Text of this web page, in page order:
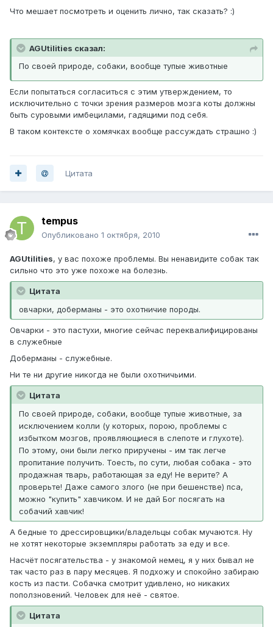
Что мешает посмотреть и оценить лично, так сказать? :)
AGUtilities сказал:
По своей природе, собаки, вообще тупые животные
Если попытаться согласиться с этим утверждением, то
исключительно с точки зрения размеров мозга коты должны
быть суровыми имбецилами, гадящими под себя.
В таком контексте о хомячках вообще рассуждать страшно :)
Цитата
tempus
Опубликовано 1 октября, 2010
AGUtilities, у вас похоже проблемы. Вы ненавидите собак так
сильно что это уже похоже на болезнь.
Цитата
овчарки, доберманы - это охотничие породы.
Овчарки - это пастухи, многие сейчас переквалифицированы
в служебные
Доберманы - служебные.
Ни те ни другие никогда не были охотничьими.
Цитата
По своей природе, собаки, вообще тупые животные, за
исключением колли (у которых, порою, проблемы с
избытком мозгов, проявляющиеся в слепоте и глухоте).
По этому, они были легко приручены - им так легче
пропитание получить. Тоесть, по сути, любая собака - это
продажная тварь, работающая за еду! Не верите? А
проверьте! Даже самого злого (не при бешенстве) пса,
можно "купить" хавчиком. И не дай Бог посягать на
собачий хавчик!
А бедные то дрессировщики/владельцы собак мучаются. Ну
не хотят некоторые экземпляры работать за еду и все.
Насчёт посягательства - у знакомой немец, я у них бывал не
так часто раз в пару месяцев. Я подхожу и спокойно забираю
кость из пасти. Собачка смотрит удивлено, но никаких
поползновений. Человек для неё - святое.
Цитата